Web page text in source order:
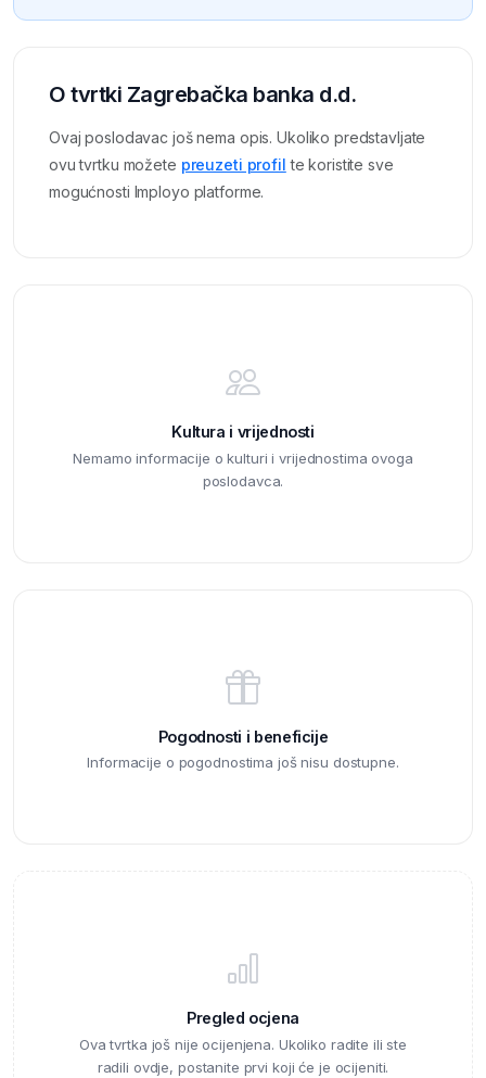
O tvrtki Zagrebačka banka d.d.
Ovaj poslodavac još nema opis. Ukoliko predstavljate
ovu tvrtku možete preuzeti profil te koristite sve
mogućnosti Imployo platforme.
Kultura i vrijednosti
Nemamo informacije o kulturi i vrijednostima ovoga
poslodavca.
Pogodnosti i beneficije
Informacije o pogodnostima još nisu dostupne.
Pregled ocjena
Ova tvrtka još nije ocijenjena. Ukoliko radite ili ste
radili ovdje, postanite prvi koji će je ocijeniti.